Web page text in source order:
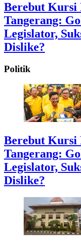
Berebut Kursi
Tangerang:
Legislator,
Dislike?
Politik
Berebut Kursi
Tangerang:
Legislator,
Dislike?